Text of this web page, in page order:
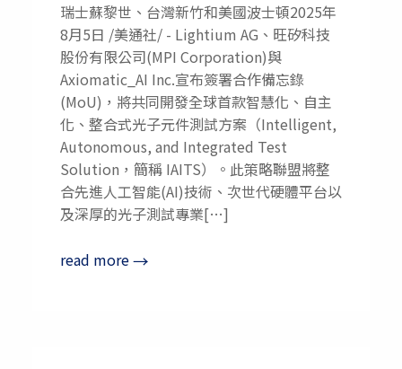
瑞士蘇黎世、台灣新竹和美國波士頓2025年
8月5日 /美通社/ - Lightium AG、旺矽科技
股份有限公司(MPI Corporation)與
Axiomatic_AI Inc.宣布簽署合作備忘錄
(MoU)，將共同開發全球首款智慧化、自主
化、整合式光子元件測試方案（Intelligent,
Autonomous, and Integrated Test
Solution，簡稱 IAITS）。此策略聯盟將整
合先進人工智能(AI)技術、次世代硬體平台以
及深厚的光子測試專業[…]
read more→